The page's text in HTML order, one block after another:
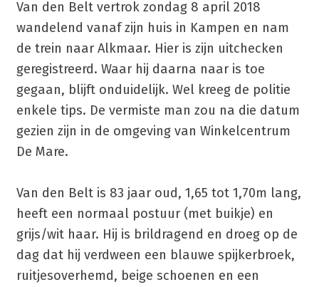
Van den Belt vertrok zondag 8 april 2018
wandelend vanaf zijn huis in Kampen en nam
de trein naar Alkmaar. Hier is zijn uitchecken
geregistreerd. Waar hij daarna naar is toe
gegaan, blijft onduidelijk. Wel kreeg de politie
enkele tips. De vermiste man zou na die datum
gezien zijn in de omgeving van Winkelcentrum
De Mare.
Van den Belt is 83 jaar oud, 1,65 tot 1,70m lang,
heeft een normaal postuur (met buikje) en
grijs/wit haar. Hij is brildragend en droeg op de
dag dat hij verdween een blauwe spijkerbroek,
ruitjesoverhemd, beige schoenen en een